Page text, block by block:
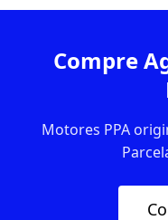
Compre
Motores PPA